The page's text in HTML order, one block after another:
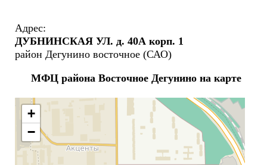
Адрес:
ДУБНИНСКАЯ УЛ. д. 40А корп. 1
район Дегунино восточное (САО)
МФЦ района Восточное Дегунино на карте
+
−